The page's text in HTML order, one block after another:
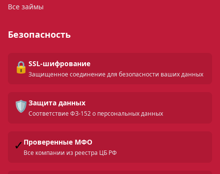
Все займы
Безопасность
🔒 SSL-шифрование
Защищенное соединение для безопасности ваших данных
🛡️ Защита данных
Соответствие ФЗ-152 о персональных данных
✓ Проверенные МФО
Все компании из реестра ЦБ РФ